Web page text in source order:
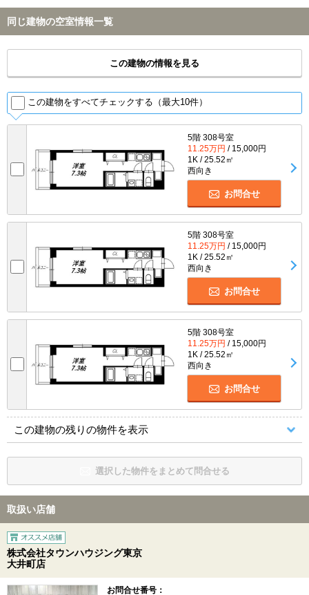
同じ建物の空室情報一覧
この建物の情報を見る
この建物をすべてチェックする（最大10件）
5階 308号室
11.25万円 / 15,000円
1K / 25.52㎡
西向き
お問合せ
5階 308号室
11.25万円 / 15,000円
1K / 25.52㎡
西向き
お問合せ
5階 308号室
11.25万円 / 15,000円
1K / 25.52㎡
西向き
お問合せ
この建物の残りの物件を表示
選択した物件をまとめて問合せる
取扱い店舗
株式会社タウンハウジング東京
大井町店
お問合せ番号：